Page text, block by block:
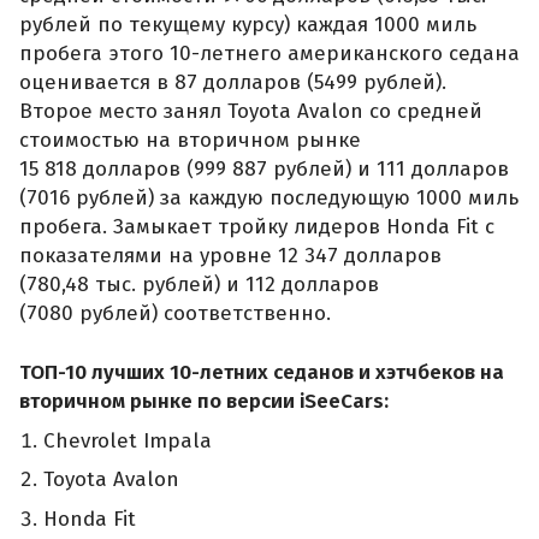
рублей по текущему курсу) каждая 1000 миль
пробега этого 10-летнего американского седана
оценивается в 87 долларов (5499 рублей).
Второе место занял Toyota Avalon со средней
стоимостью на вторичном рынке
15 818 долларов (999 887 рублей) и 111 долларов
(7016 рублей) за каждую последующую 1000 миль
пробега. Замыкает тройку лидеров Honda Fit с
показателями на уровне 12 347 долларов
(780,48 тыс. рублей) и 112 долларов
(7080 рублей) соответственно.
ТОП-10 лучших 10-летних седанов и хэтчбеков на
вторичном рынке по версии iSeeCars:
Сhevrolet Impala
Toyota Avalon
Honda Fit